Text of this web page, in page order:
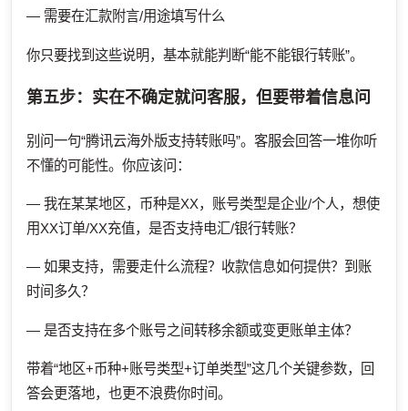
— 需要在汇款附言/用途填写什么
你只要找到这些说明，基本就能判断“能不能银行转账”。
第五步：实在不确定就问客服，但要带着信息问
别问一句“腾讯云海外版支持转账吗”。客服会回答一堆你听
不懂的可能性。你应该问：
— 我在某某地区，币种是XX，账号类型是企业/个人，想使
用XX订单/XX充值，是否支持电汇/银行转账？
— 如果支持，需要走什么流程？收款信息如何提供？到账
时间多久？
— 是否支持在多个账号之间转移余额或变更账单主体？
带着“地区+币种+账号类型+订单类型”这几个关键参数，回
答会更落地，也更不浪费你时间。